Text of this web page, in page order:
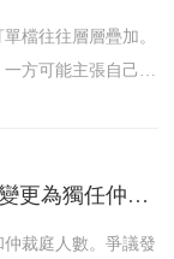
檔往往層層疊加。
方可能主張自己並
廣悅專業研究丨三名仲裁員約定能否變更為獨任仲裁員——從某金融公司申請認可和執行香港仲裁裁決案看程式自治邊界
裁庭人數。爭議發